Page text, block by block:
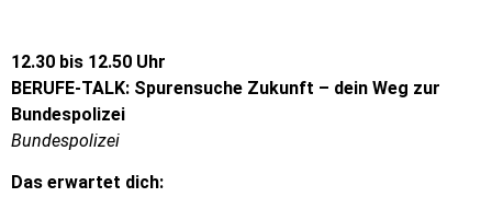
12.30 bis 12.50 Uhr
BERUFE-TALK: Spurensuche Zukunft – dein Weg zur
Bundespolizei
Bundespolizei
Das erwartet dich: